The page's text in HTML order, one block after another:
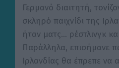
Γερμανό διαιτητή,
σκληρό παιχνίδι της
ήταν ματς… ρέστλινγκ
Παράλληλα, επισήμανε
Ιρλανδίας θα έπρεπε να